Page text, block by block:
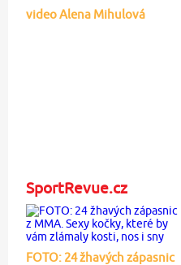
video Alena Mihulová
SportRevue.cz
FOTO: 24 žhavých zápasnic